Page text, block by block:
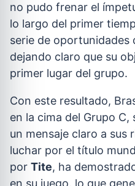
no pudo frenar el
lo largo del primer
serie de oportunidades
dejando claro que su
primer lugar del grupo.
Con este resultado,
en la cima del Grupo
un mensaje claro a sus
luchar por el título
por Tite, ha
en su juego, lo que